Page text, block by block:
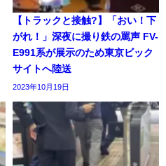
【トラックと接触?】「おい！下
がれ！」深夜に撮り鉄の罵声 FV-
E991系が展示のため東京ビック
サイトへ陸送
2023年10月19日